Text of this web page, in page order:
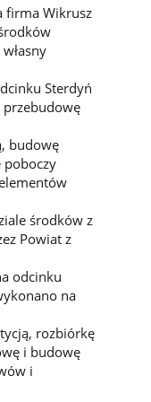
firma Wikrusz
Sterdyń
przebudowę
budowę
poboczy
środków z
Powiat z
odcinku
na
rozbiórkę
i budowę
i